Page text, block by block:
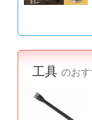
工具 のお